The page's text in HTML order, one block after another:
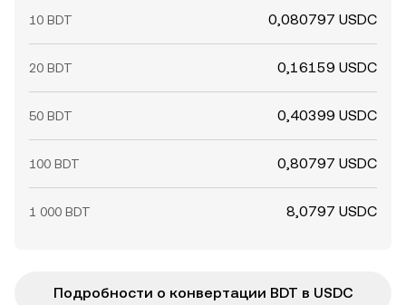
10 BDT 0,080797 USDC
20 BDT 0,16159 USDC
50 BDT 0,40399 USDC
100 BDT 0,80797 USDC
1 000 BDT 8,0797 USDC
Подробности о конвертации BDT в USDC